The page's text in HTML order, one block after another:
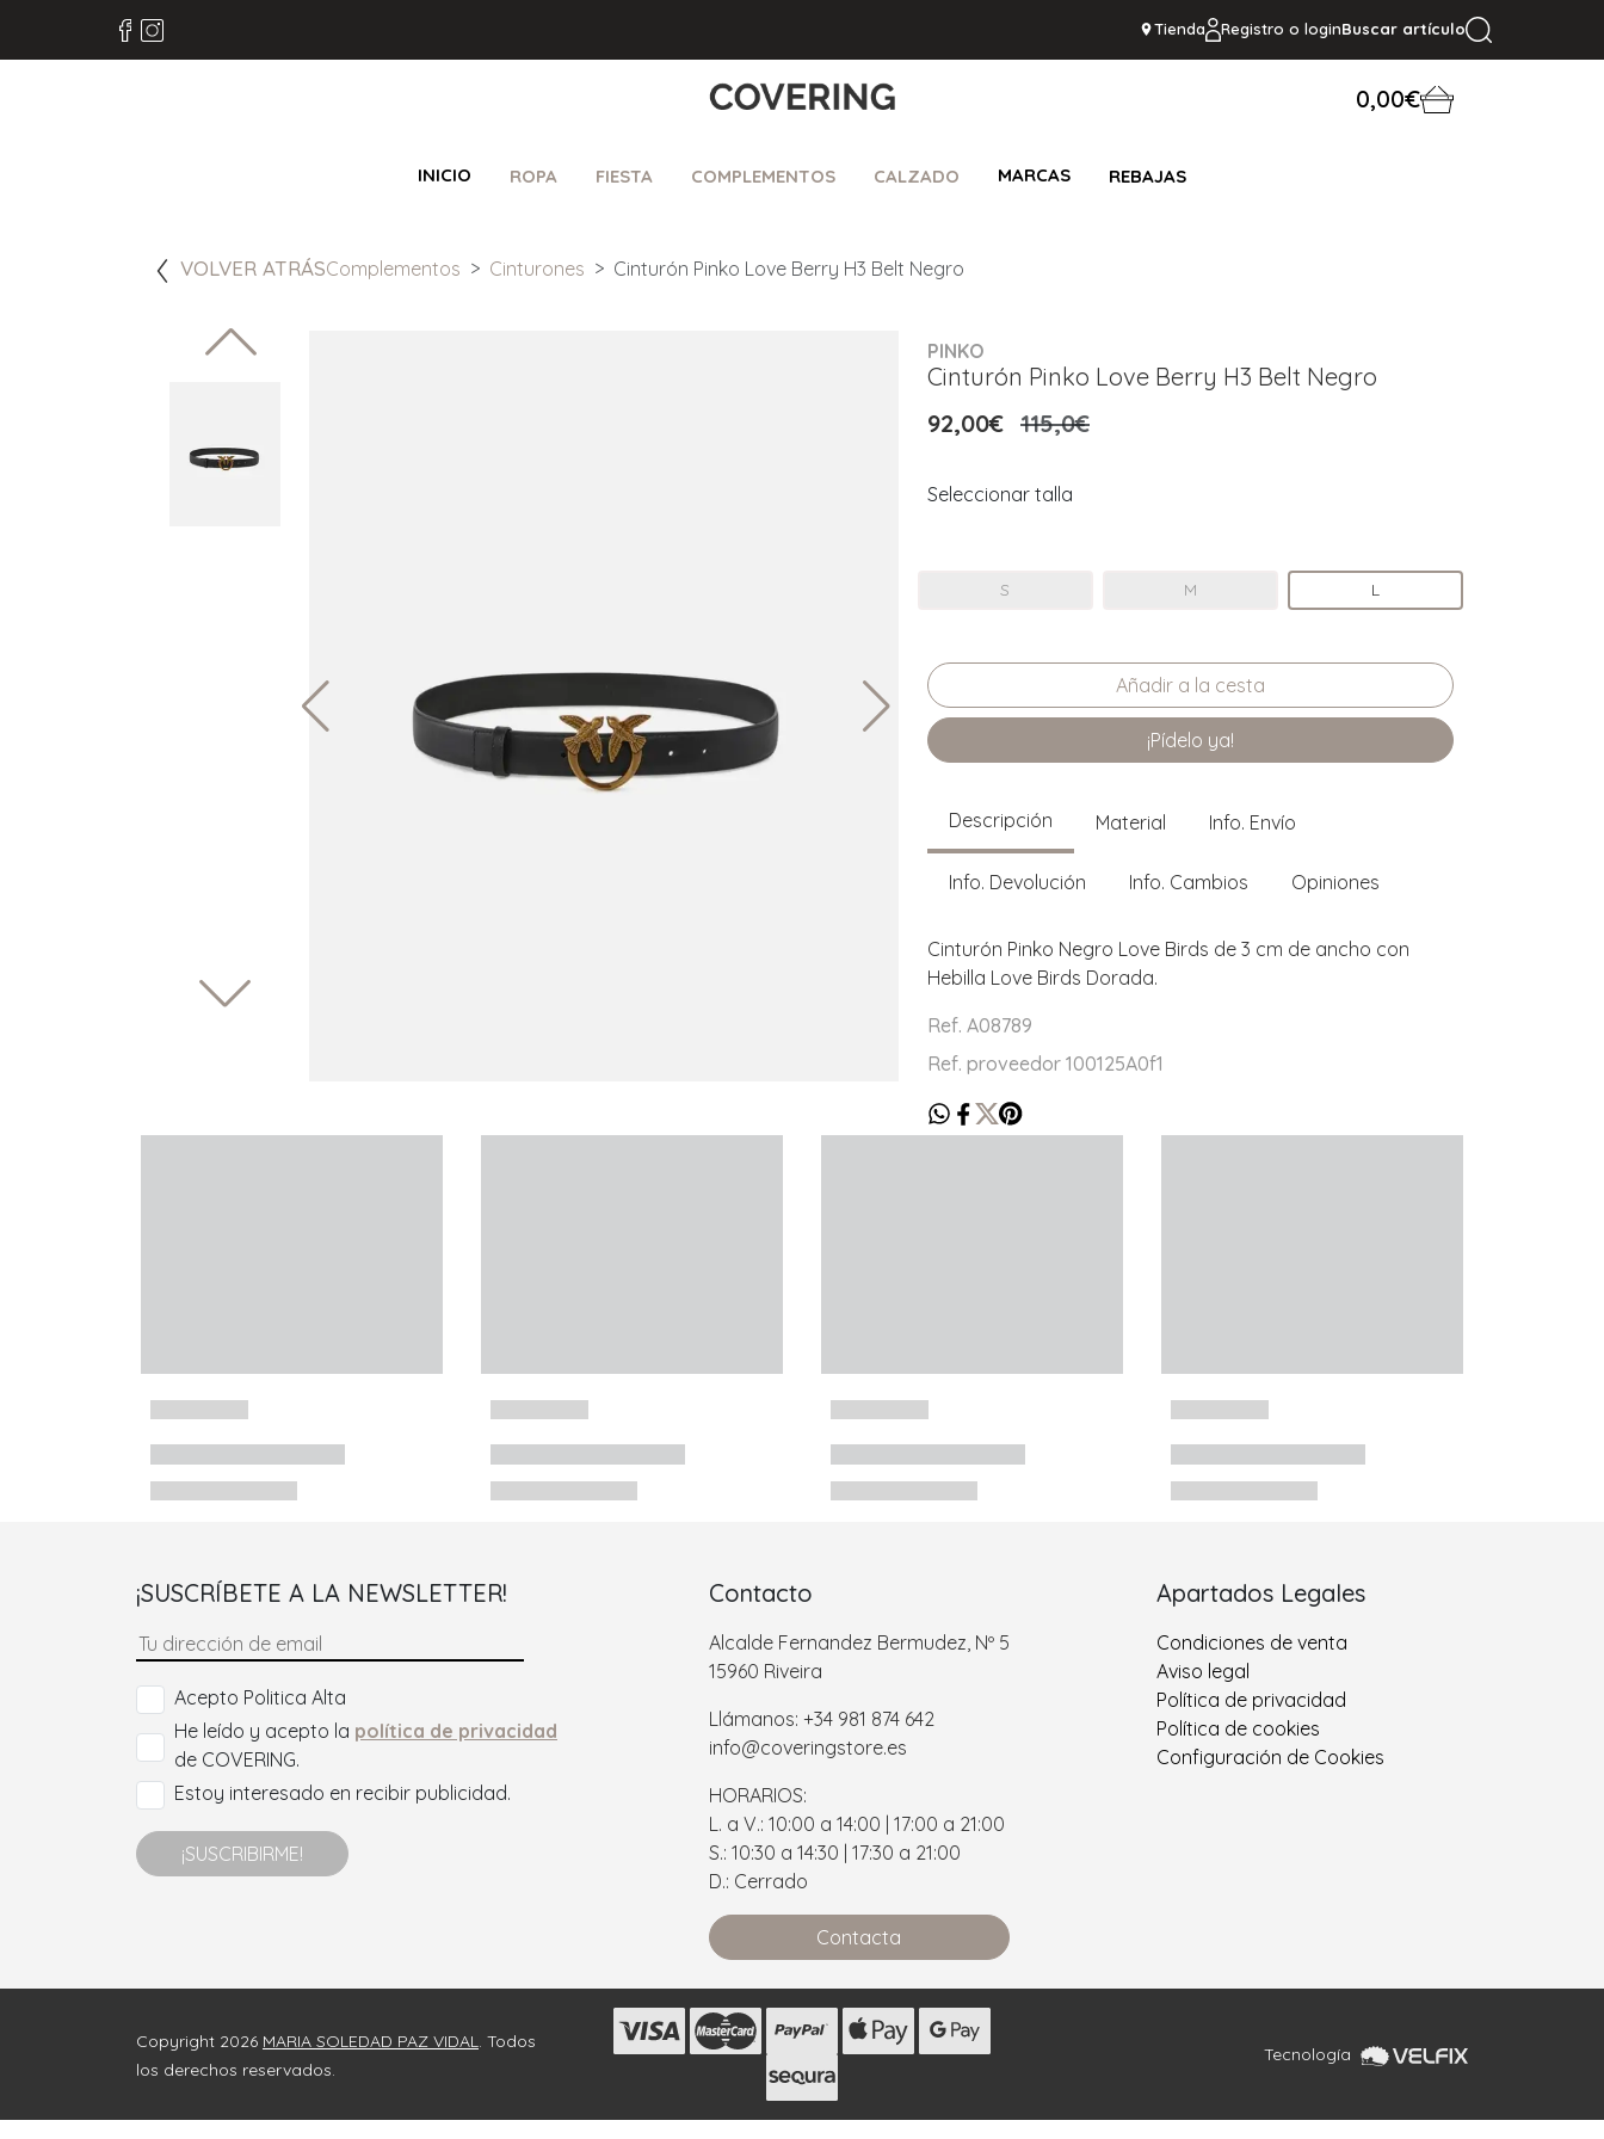
Tienda Registro o loginBuscar artículo
0,00€
INICIO ROPA FIESTA COMPLEMENTOS CALZADO MARCAS REBAJAS
VOLVER ATRÁSComplementos Cinturones Cinturón Pinko Love Berry H3 Belt Negro
PINKO
Cinturón Pinko Love Berry H3 Belt Negro
92,00€ 115,0€
Seleccionar talla
S M L
¡Pídelo ya!
Descripción Material Info. Envío
Info. Devolución Info. Cambios Opiniones
Cinturón Pinko Negro Love Birds de 3 cm de ancho con
Hebilla Love Birds Dorada.
Ref. A08789
Ref. proveedor 100125A0f1
¡SUSCRÍBETE A LA NEWSLETTER!
Acepto Politica Alta
He leído y acepto la política de privacidad
de COVERING.
Estoy interesado en recibir publicidad.
¡SUSCRIBIRME!
Contacto
Alcalde Fernandez Bermudez, Nº 5
15960 Riveira
Llámanos: +34 981 874 642
info@coveringstore.es
HORARIOS:
L. a V.: 10:00 a 14:00 | 17:00 a 21:00
S.: 10:30 a 14:30 | 17:30 a 21:00
D.: Cerrado
Contacta
Apartados Legales
Condiciones de venta
Aviso legal
Política de privacidad
Política de cookies
Configuración de Cookies
Copyright 2026 MARIA SOLEDAD PAZ VIDAL. Todos
los derechos reservados.
Tecnología